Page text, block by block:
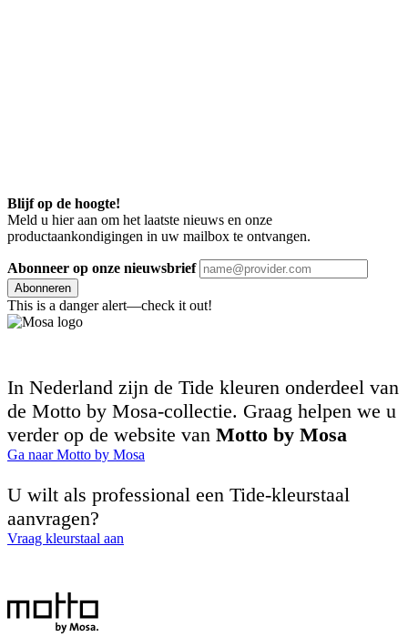
Blijf op de hoogte!
Meld u hier aan om het laatste nieuws en onze
productaankondigingen in uw mailbox te ontvangen.
Abonneer op onze nieuwsbrief
Abonneren
This is a danger alert—check it out!
In Nederland zijn de Tide kleuren onderdeel van
de Motto by Mosa-collectie. Graag helpen we u
verder op de website van Motto by Mosa
Ga naar Motto by Mosa
U wilt als professional een Tide-kleurstaal
aanvragen?
Vraag kleurstaal aan